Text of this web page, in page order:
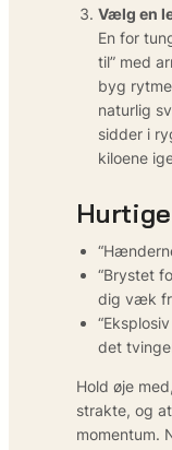
Vælg en
En for
til” med
byg
naturlig
sidder i
kiloene
“Brystet
dig væk
det
Hold øje
strakte, og
momentum.